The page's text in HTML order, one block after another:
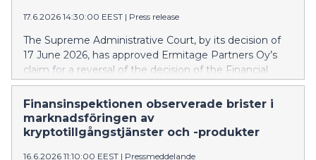
17.6.2026 14:30:00 EEST | Press release
The Supreme Administrative Court, by its decision of
17 June 2026, has approved Ermitage Partners Oy’s
claim for a reversal of the decision of the Financial
Supervisory Authority (FIN-FSA) prohibiting Ermitage
Partners Oy from offering investment services
without authorisation.
Finansinspektionen observerade brister i
marknadsföringen av
kryptotillgångstjänster och -produkter
16.6.2026 11:10:00 EEST | Pressmeddelande